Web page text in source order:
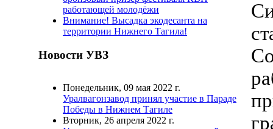
работающей молодёжи
Внимание! Высадка экодесанта на
территории Нижнего Тагила!
Новости УВЗ
Понедельник, 09 мая 2022 г.
Уралвагонзавод принял участие в Параде
Победы в Нижнем Тагиле
Вторник, 26 апреля 2022 г.